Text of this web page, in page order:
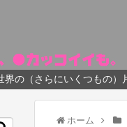
界の（さらにいくつもの）
ホーム